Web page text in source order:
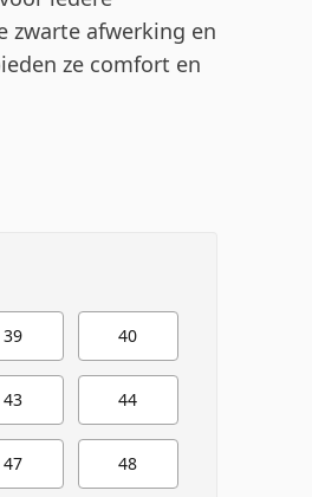
zwarte afwerking en
ze comfort en
39 40
43 44
47 48